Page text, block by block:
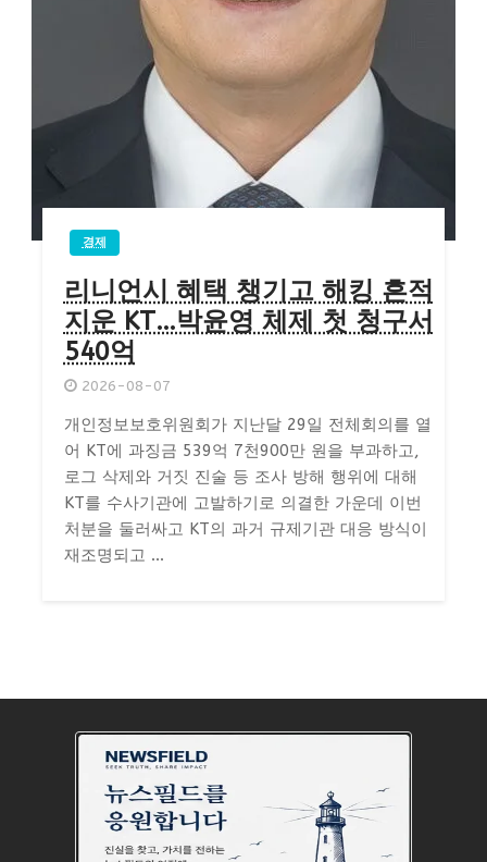
경제
리니언시 혜택 챙기고 해킹 흔적
지운 KT…박윤영 체제 첫 청구서
540억
2026-08-07
개인정보보호위원회가 지난달 29일 전체회의를 열
어 KT에 과징금 539억 7천900만 원을 부과하고,
로그 삭제와 거짓 진술 등 조사 방해 행위에 대해
KT를 수사기관에 고발하기로 의결한 가운데 이번
처분을 둘러싸고 KT의 과거 규제기관 대응 방식이
재조명되고 ...